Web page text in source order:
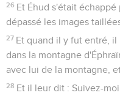
26 Et Éhud s'était
dépassé les images
27 Et quand il y fut entré,
dans la montagne
avec lui de la montagne,
28 Et il leur dit : Suivez-